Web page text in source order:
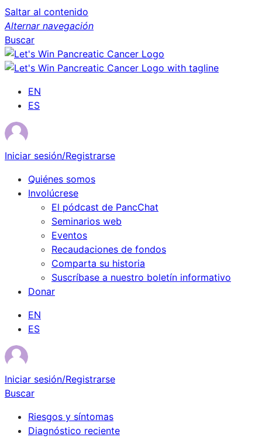
Saltar al contenido
Alternar navegación
Buscar
EN
ES
Iniciar sesión/Registrarse
Quiénes somos
Involúcrese
El pódcast de PancChat
Seminarios web
Eventos
Recaudaciones de fondos
Comparta su historia
Suscríbase a nuestro boletín informativo
Donar
EN
ES
Iniciar sesión/Registrarse
Buscar
Riesgos y síntomas
Diagnóstico reciente